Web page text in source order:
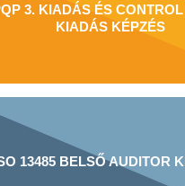
3. KIADÁS ÉS
KIADÁS KÉPZÉS
13485 BELSŐ AUDITOR